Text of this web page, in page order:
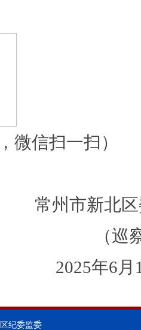
，微信扫一扫）
常州市新北
（巡
2025年6月
纪委监委